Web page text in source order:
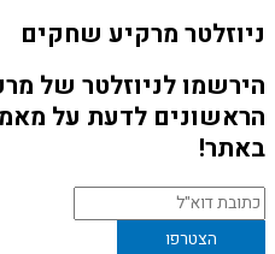
מרקיע שחקים
לניוזלטר של
לדעת על